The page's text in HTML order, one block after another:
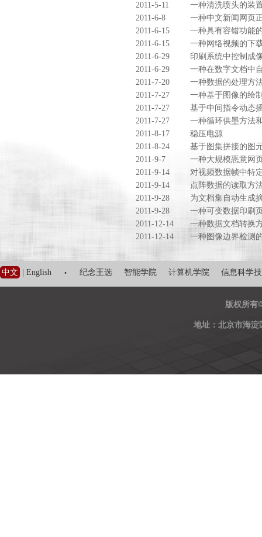
2011-5-11
一种清洗喷头的装
2011-6-8
一种中文新闻网页
2011-6-15
一种具有容错功能
2011-6-15
一种网络视频的下
2011-6-29
印刷系统中控制成
2011-6-29
一种在数字文档中
2011-7-20
一种数据的处理方
2011-7-27
一种基于图像的绘
2011-7-27
基于中间指令动态
2011-7-27
一种循环供墨方法
2011-8-17
稳压电源
2011-8-24
基于图集拼接的图
2011-9-7
一种大规模恶意网
2011-9-14
对视频数据帧中特
2011-9-14
点阵数据的读取方
2011-9-28
为文档集自动生成
2011-9-28
一种可变数据印刷
2011-12-14
一种数据文档转换
2011-12-14
一种图像边界检测
中文 English · 纪念王选 智能学院 计算机学院 信息科学
版权所有
地址：北京市海